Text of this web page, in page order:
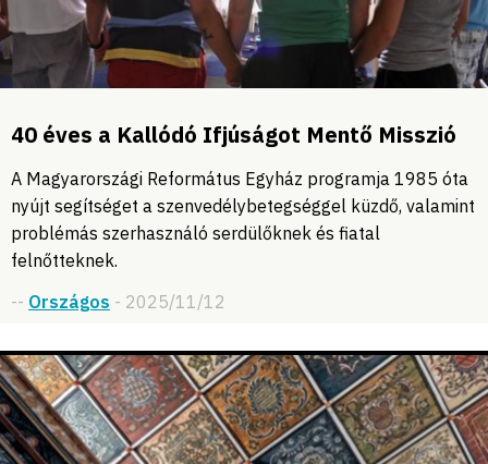
40 éves a Kallódó Ifjúságot Mentő Misszió
A Magyarországi Református Egyház programja 1985 óta
nyújt segítséget a szenvedélybetegséggel küzdő, valamint
problémás szerhasználó serdülőknek és fiatal
felnőtteknek.
-- Országos - 2025/11/12